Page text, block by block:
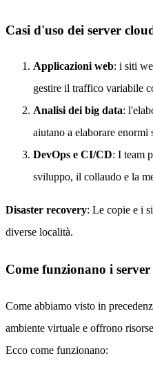
Casi d'uso dei server
Applicazioni web: i siti
gestire il traffico variabile
Analisi dei big data:
aiutano a elaborare enormi
DevOps e CI/CD: I team
sviluppo, il collaudo e la
Disaster recovery: Le copie e i
diverse località.
Come funzionano i
Come abbiamo visto in
ambiente virtuale e offrono
Ecco come funzionano: